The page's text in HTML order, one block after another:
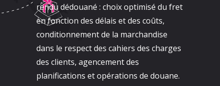
rendu dédouané : choix optimisé du fret
en fonction des délais et des coûts,
conditionnement de la marchandise
dans le respect des cahiers des charges
des clients, agencement des
planifications et opérations de douane.